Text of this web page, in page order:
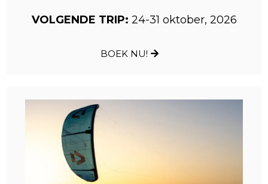
VOLGENDE TRIP: 24-31 oktober, 2026
BOEK NU!